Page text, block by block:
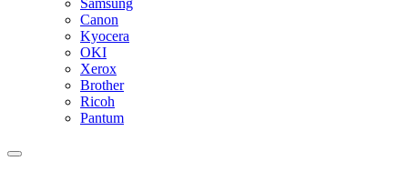
Samsung
Canon
Kyocera
OKI
Xerox
Brother
Ricoh
Pantum